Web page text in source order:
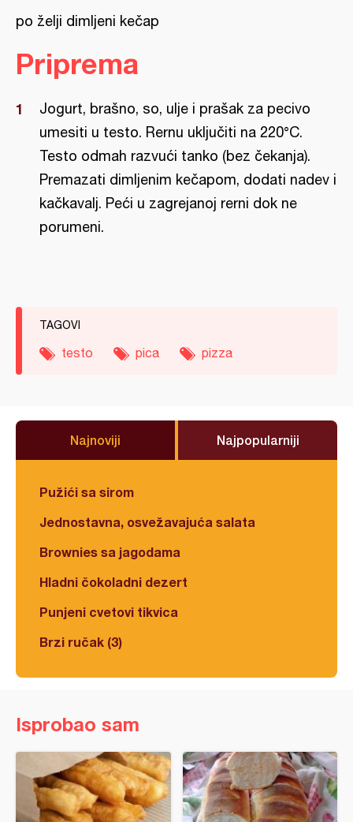
po želji dimljeni kečap
Priprema
Jogurt, brašno, so, ulje i prašak za pecivo
umesiti u testo. Rernu uključiti na 220°C.
Testo odmah razvući tanko (bez čekanja).
Premazati dimljenim kečapom, dodati nadev i
kačkavalj. Peći u zagrejanoj rerni dok ne
porumeni.
TAGOVI
testo pica pizza
Najnoviji Najpopularniji
Pužići sa sirom
Jednostavna, osvežavajuća salata
Brownies sa jagodama
Hladni čokoladni dezert
Punjeni cvetovi tikvica
Brzi ručak (3)
Isprobao sam